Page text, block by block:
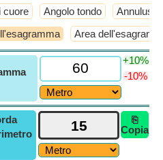
cuore Angolo tondo Annulus
Area
+10%
-10%
⎘
Copia